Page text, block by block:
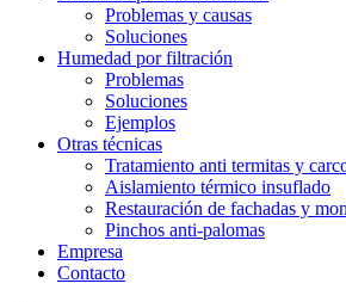
Problemas y causas
Soluciones
Humedad por filtración
Problemas
Soluciones
Ejemplos
Otras técnicas
Tratamiento anti termitas y
Aislamiento térmico insuflado
Restauración de fachadas y
Pinchos anti-palomas
Empresa
Contacto